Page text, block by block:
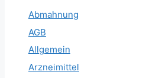
Abmahnung
AGB
Allgemein
Arzneimittel